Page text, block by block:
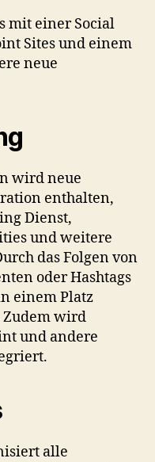
mit einer Social
Sites und einem
neue
wird neue
enthalten,
Dienst,
und weitere
das Folgen von
oder Hashtags
einem Platz
Zudem wird
und andere
alle